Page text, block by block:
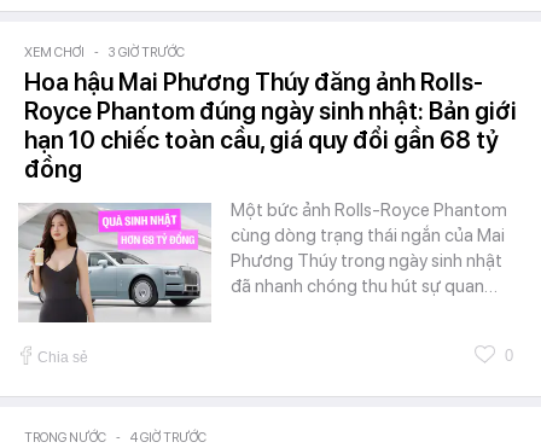
XEM CHƠI - 3 GIỜ TRƯỚC
Hoa hậu Mai Phương Thúy đăng ảnh Rolls-
Royce Phantom đúng ngày sinh nhật: Bản giới
hạn 10 chiếc toàn cầu, giá quy đổi gần 68 tỷ
đồng
Một bức ảnh Rolls-Royce Phantom
cùng dòng trạng thái ngắn của Mai
Phương Thúy trong ngày sinh nhật
đã nhanh chóng thu hút sự quan…
Chia sẻ 0
TRONG NƯỚC - 4 GIỜ TRƯỚC